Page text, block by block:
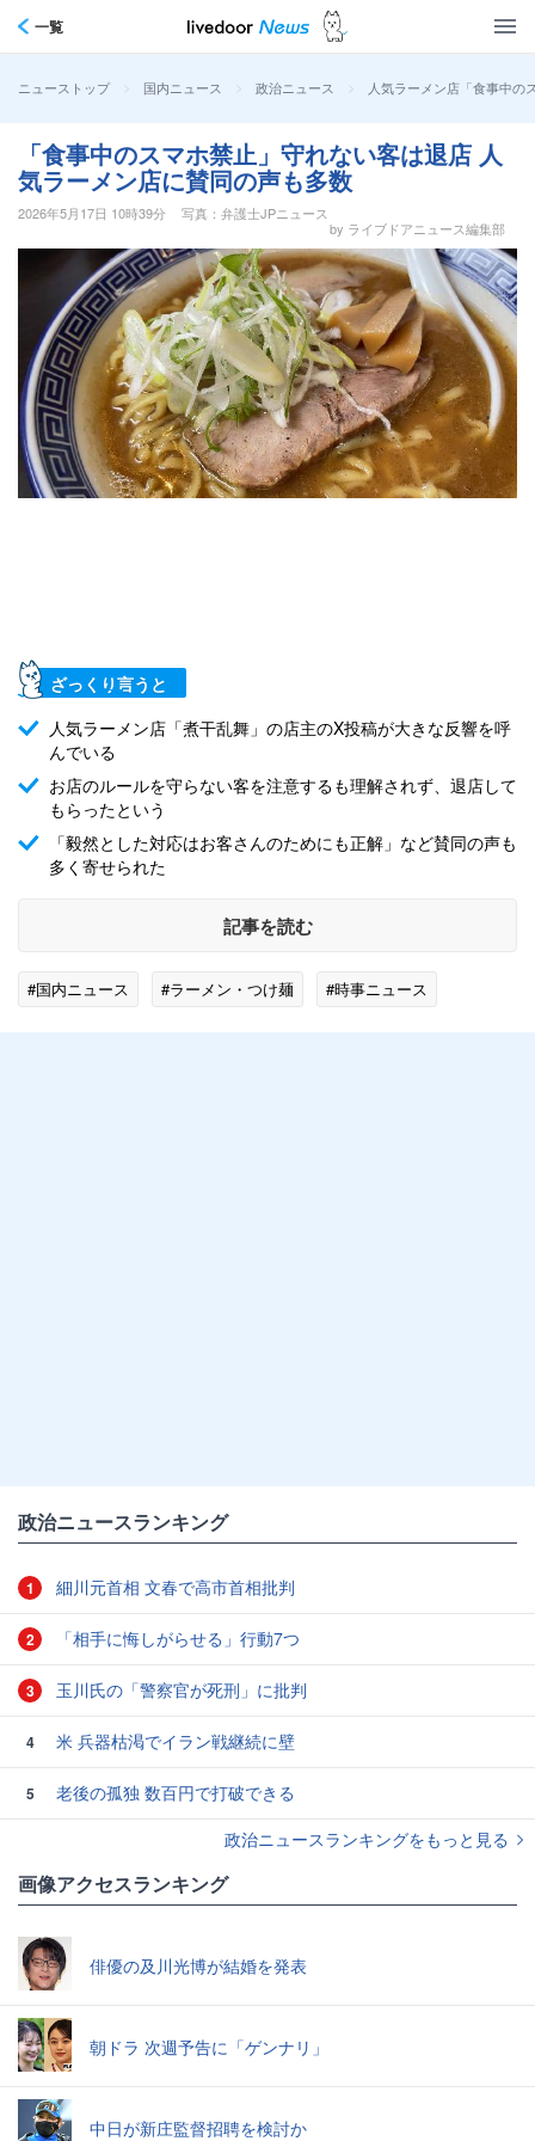
一覧
ニューストップ > 国内ニュース > 政治ニュース > 人気ラーメン店「食事中
「食事中のスマホ禁止」守れない客は退店 人
気ラーメン店に賛同の声も多数
2026年5月17日 10時39分
写真：弁護士JPニュース
by ライブドアニュース編集部
ざっくり言うと
人気ラーメン店「煮干乱舞」の店主のX投稿が大きな反響を呼
んでいる
お店のルールを守らない客を注意するも理解されず、退店して
もらったという
「毅然とした対応はお客さんのためにも正解」など賛同の声も
多く寄せられた
記事を読む
#国内ニュース #ラーメン・つけ麺 #時事ニュース
政治ニュースランキング
1 細川元首相 文春で高市首相批判
2 「相手に悔しがらせる」行動7つ
3 玉川氏の「警察官が死刑」に批判
4 米 兵器枯渇でイラン戦継続に壁
5
老後の孤独 数百円で打破できる
政治ニュースランキングをもっと見る
画像アクセスランキング
俳優の及川光博が結婚を発表
朝ドラ 次週予告に「ゲンナリ」
中日が新庄監督招聘を検討か